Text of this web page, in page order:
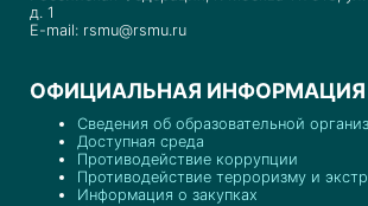
д. 1
E-mail: rsmu@rsmu.ru
ОФИЦИАЛЬНАЯ ИНФОРМАЦИЯ
Сведения об образовательной
Доступная среда
Противодействие коррупции
Противодействие терроризму и
Информация о закупках